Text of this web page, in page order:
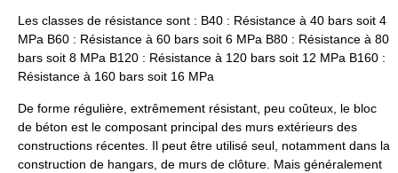
Les classes de résistance sont : B40 : Résistance à 40 bars soit 4
MPa B60 : Résistance à 60 bars soit 6 MPa B80 : Résistance à 80
bars soit 8 MPa B120 : Résistance à 120 bars soit 12 MPa B160 :
Résistance à 160 bars soit 16 MPa
De forme régulière, extrêmement résistant, peu coûteux, le bloc
de béton est le composant principal des murs extérieurs des
constructions récentes. Il peut être utilisé seul, notamment dans la
construction de hangars, de murs de clôture. Mais généralement